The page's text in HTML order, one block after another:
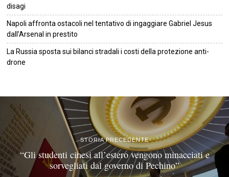
disagi
Napoli affronta ostacoli nel tentativo di ingaggiare Gabriel Jesus
dall’Arsenal in prestito
La Russia sposta sui bilanci stradali i costi della protezione anti-
drone
STORIA PRECEDENTE
“Gli studenti cinesi all’estero vengono minacciati e
sorvegliati dal governo di Pechino”